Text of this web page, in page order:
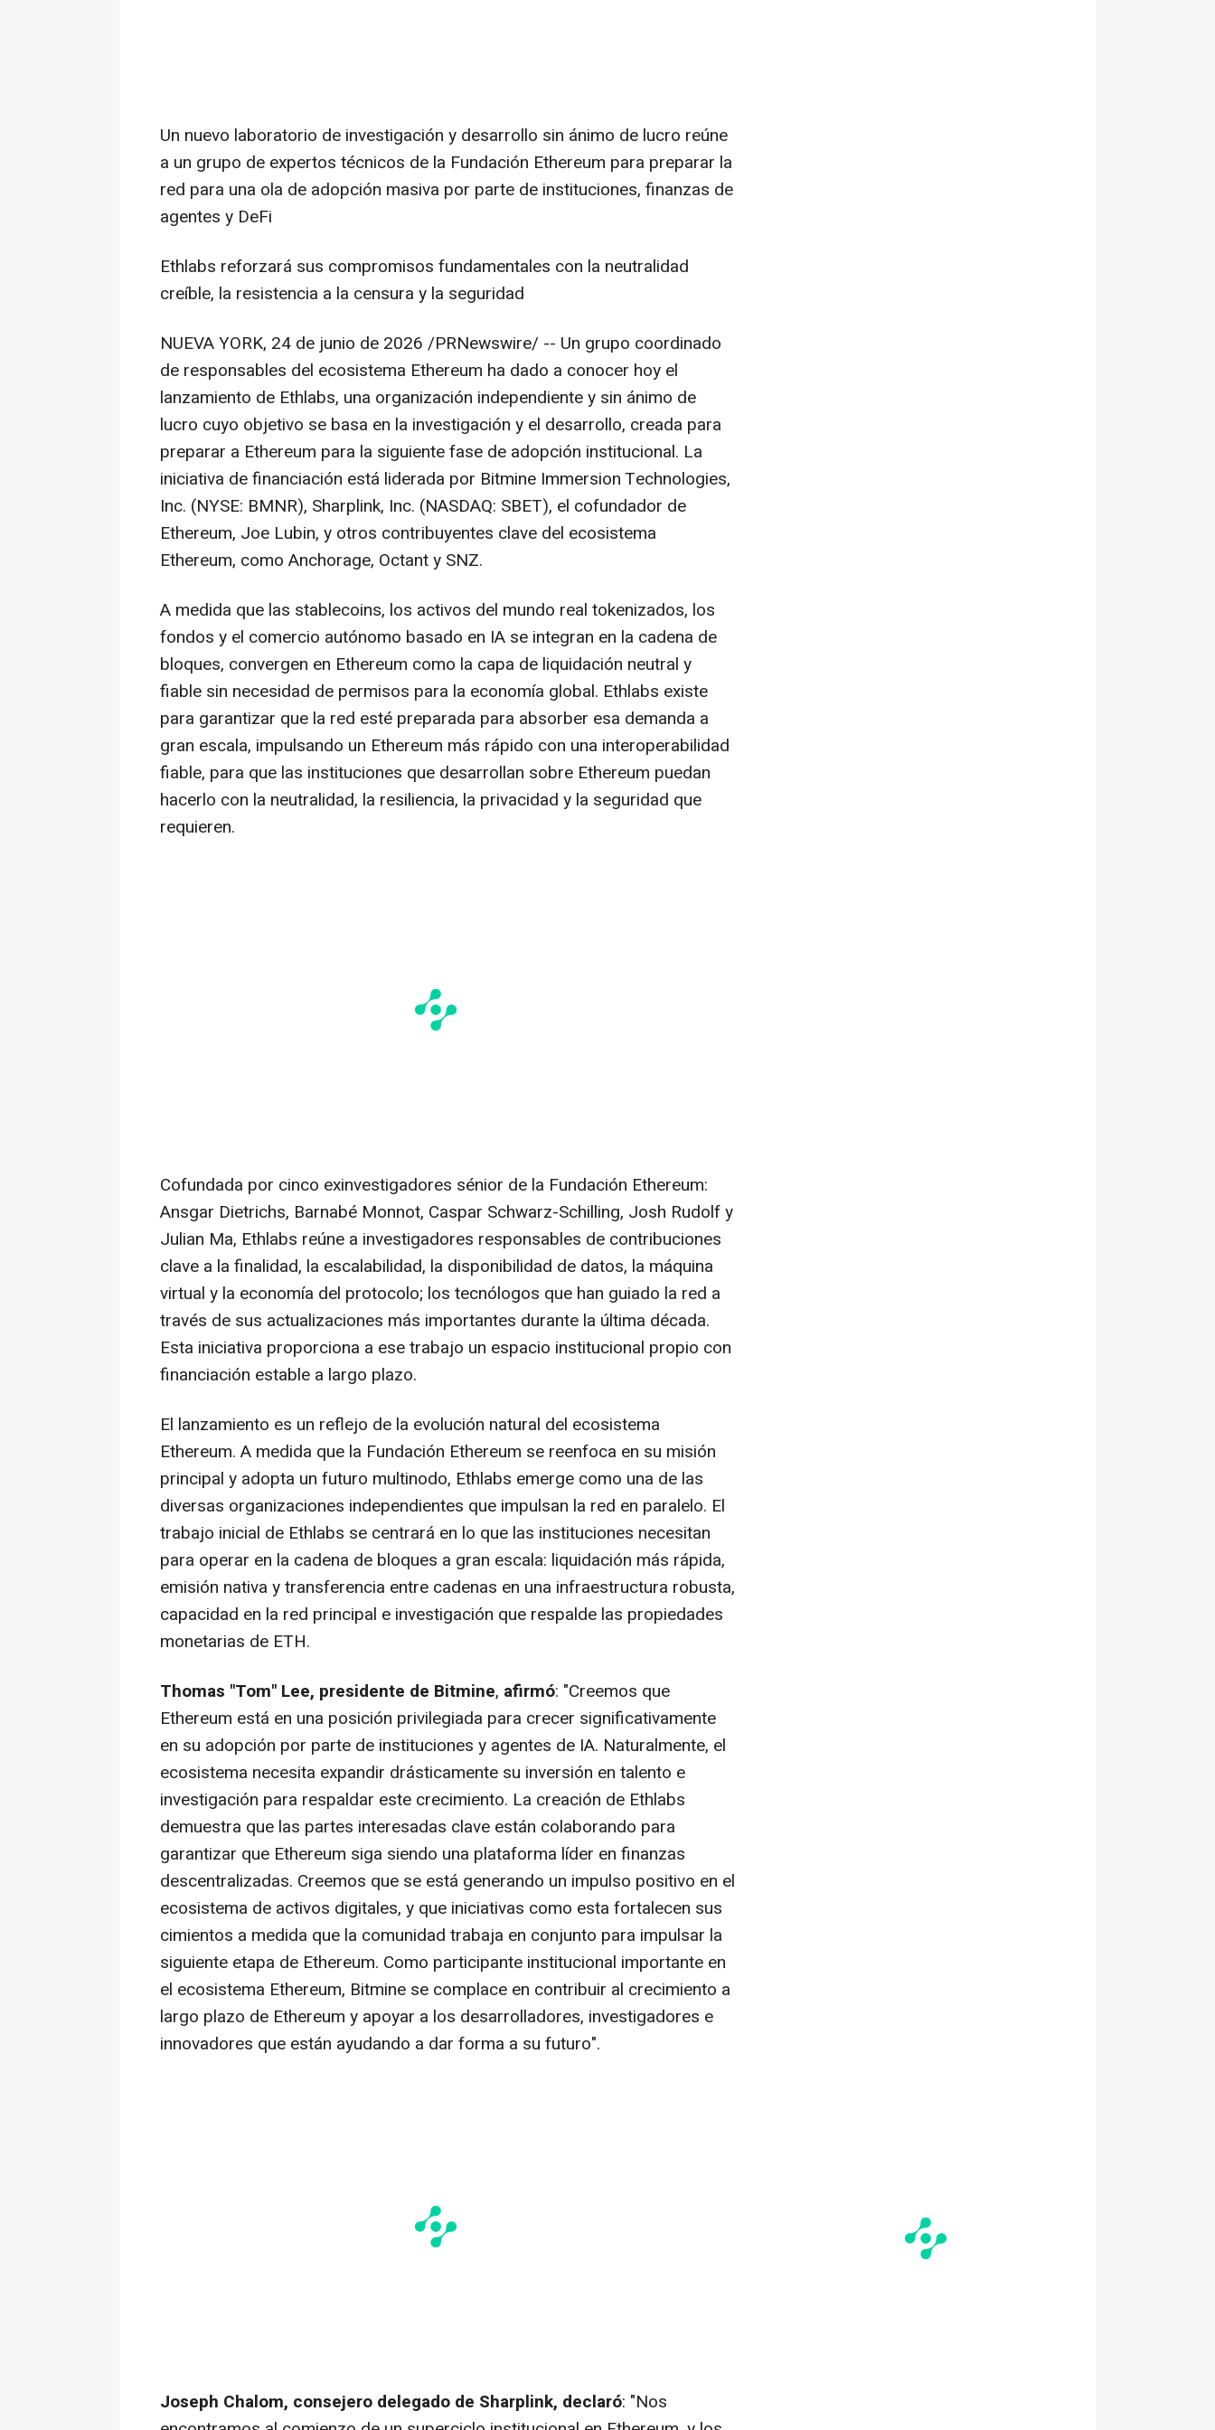
Un nuevo laboratorio de investigación y desarrollo sin ánimo de lucro reúne
a un grupo de expertos técnicos de la Fundación Ethereum para preparar la
red para una ola de adopción masiva por parte de instituciones, finanzas de
agentes y DeFi
Ethlabs reforzará sus compromisos fundamentales con la neutralidad
creíble, la resistencia a la censura y la seguridad
NUEVA YORK, 24 de junio de 2026 /PRNewswire/ -- Un grupo coordinado
de responsables del ecosistema Ethereum ha dado a conocer hoy el
lanzamiento de Ethlabs, una organización independiente y sin ánimo de
lucro cuyo objetivo se basa en la investigación y el desarrollo, creada para
preparar a Ethereum para la siguiente fase de adopción institucional. La
iniciativa de financiación está liderada por Bitmine Immersion Technologies,
Inc. (NYSE: BMNR), Sharplink, Inc. (NASDAQ: SBET), el cofundador de
Ethereum, Joe Lubin, y otros contribuyentes clave del ecosistema
Ethereum, como Anchorage, Octant y SNZ.
A medida que las stablecoins, los activos del mundo real tokenizados, los
fondos y el comercio autónomo basado en IA se integran en la cadena de
bloques, convergen en Ethereum como la capa de liquidación neutral y
fiable sin necesidad de permisos para la economía global. Ethlabs existe
para garantizar que la red esté preparada para absorber esa demanda a
gran escala, impulsando un Ethereum más rápido con una interoperabilidad
fiable, para que las instituciones que desarrollan sobre Ethereum puedan
hacerlo con la neutralidad, la resiliencia, la privacidad y la seguridad que
requieren.
Cofundada por cinco exinvestigadores sénior de la Fundación Ethereum:
Ansgar Dietrichs, Barnabé Monnot, Caspar Schwarz-Schilling, Josh Rudolf y
Julian Ma, Ethlabs reúne a investigadores responsables de contribuciones
clave a la finalidad, la escalabilidad, la disponibilidad de datos, la máquina
virtual y la economía del protocolo; los tecnólogos que han guiado la red a
través de sus actualizaciones más importantes durante la última década.
Esta iniciativa proporciona a ese trabajo un espacio institucional propio con
financiación estable a largo plazo.
El lanzamiento es un reflejo de la evolución natural del ecosistema
Ethereum. A medida que la Fundación Ethereum se reenfoca en su misión
principal y adopta un futuro multinodo, Ethlabs emerge como una de las
diversas organizaciones independientes que impulsan la red en paralelo. El
trabajo inicial de Ethlabs se centrará en lo que las instituciones necesitan
para operar en la cadena de bloques a gran escala: liquidación más rápida,
emisión nativa y transferencia entre cadenas en una infraestructura robusta,
capacidad en la red principal e investigación que respalde las propiedades
monetarias de ETH.
Thomas "Tom" Lee, presidente de Bitmine, afirmó: "Creemos que
Ethereum está en una posición privilegiada para crecer significativamente
en su adopción por parte de instituciones y agentes de IA. Naturalmente, el
ecosistema necesita expandir drásticamente su inversión en talento e
investigación para respaldar este crecimiento. La creación de Ethlabs
demuestra que las partes interesadas clave están colaborando para
garantizar que Ethereum siga siendo una plataforma líder en finanzas
descentralizadas. Creemos que se está generando un impulso positivo en el
ecosistema de activos digitales, y que iniciativas como esta fortalecen sus
cimientos a medida que la comunidad trabaja en conjunto para impulsar la
siguiente etapa de Ethereum. Como participante institucional importante en
el ecosistema Ethereum, Bitmine se complace en contribuir al crecimiento a
largo plazo de Ethereum y apoyar a los desarrolladores, investigadores e
innovadores que están ayudando a dar forma a su futuro".
Joseph Chalom, consejero delegado de Sharplink, declaró: "Nos